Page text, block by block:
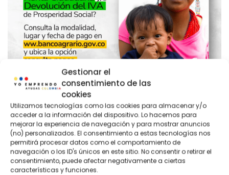
Gestionar el
consentimiento de las
cookies
Utilizamos tecnologías como las cookies para almacenar y/o
acceder a la información del dispositivo. Lo hacemos para
mejorar la experiencia de navegación y para mostrar anuncios
(no) personalizados. El consentimiento a estas tecnologías nos
permitirá procesar datos como el comportamiento de
navegación o los ID's únicos en este sitio. No consentir o retirar el
consentimiento, puede afectar negativamente a ciertas
características y funciones.